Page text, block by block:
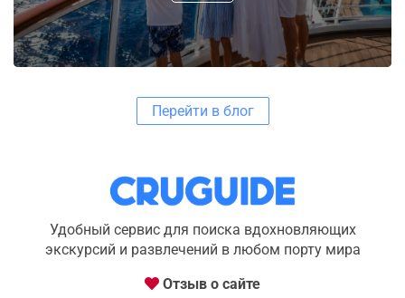
Перейти в блог
Удобный сервис для поиска вдохновляющих
экскурсий и развлечений в любом порту мира
Отзыв о сайте